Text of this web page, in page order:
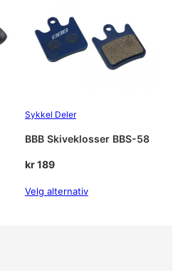
Sykkel Deler
BBB Skiveklosser BBS-58
kr189
Velg alternativ